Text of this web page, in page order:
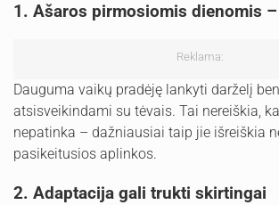
1. Ašaros pirmosiomis dienomis
Reklama:
Dauguma vaikų pradėję lankyti darželį
atsisveikindami su tėvais. Tai nereiškia,
nepatinka – dažniausiai taip jie išreiškia
pasikeitusios aplinkos.
2. Adaptacija gali trukti skirtingai